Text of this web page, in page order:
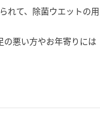
れて、除菌ウエットの用
悪い方やお年寄りには